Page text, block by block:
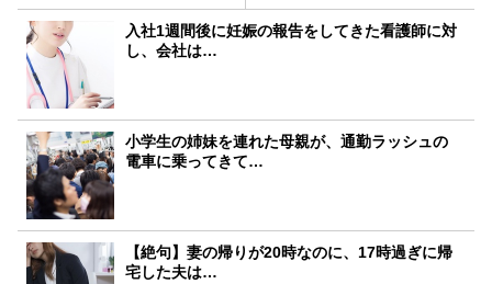
入社1週間後に妊娠の報告をしてきた看護師に対
し、会社は…
小学生の姉妹を連れた母親が、通勤ラッシュの
電車に乗ってきて…
【絶句】妻の帰りが20時なのに、17時過ぎに帰
宅した夫は…